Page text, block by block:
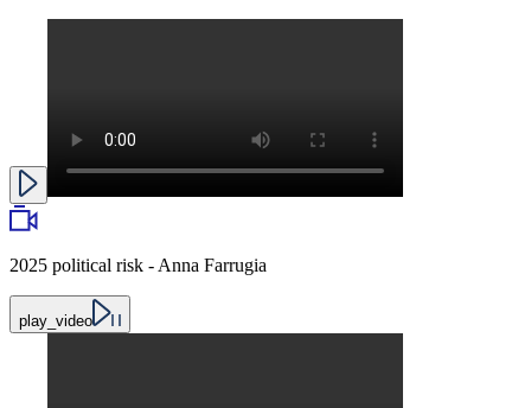
2025 political risk - Anna Farrugia
play_video